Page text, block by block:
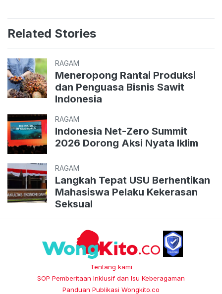
Related Stories
RAGAM
Meneropong Rantai Produksi
dan Penguasa Bisnis Sawit
Indonesia
RAGAM
Indonesia Net-Zero Summit
2026 Dorong Aksi Nyata Iklim
RAGAM
Langkah Tepat USU Berhentikan
Mahasiswa Pelaku Kekerasan
Seksual
Tentang kami
SOP Pemberitaan Inklusif dan Isu Keberagaman
Panduan Publikasi Wongkito.co